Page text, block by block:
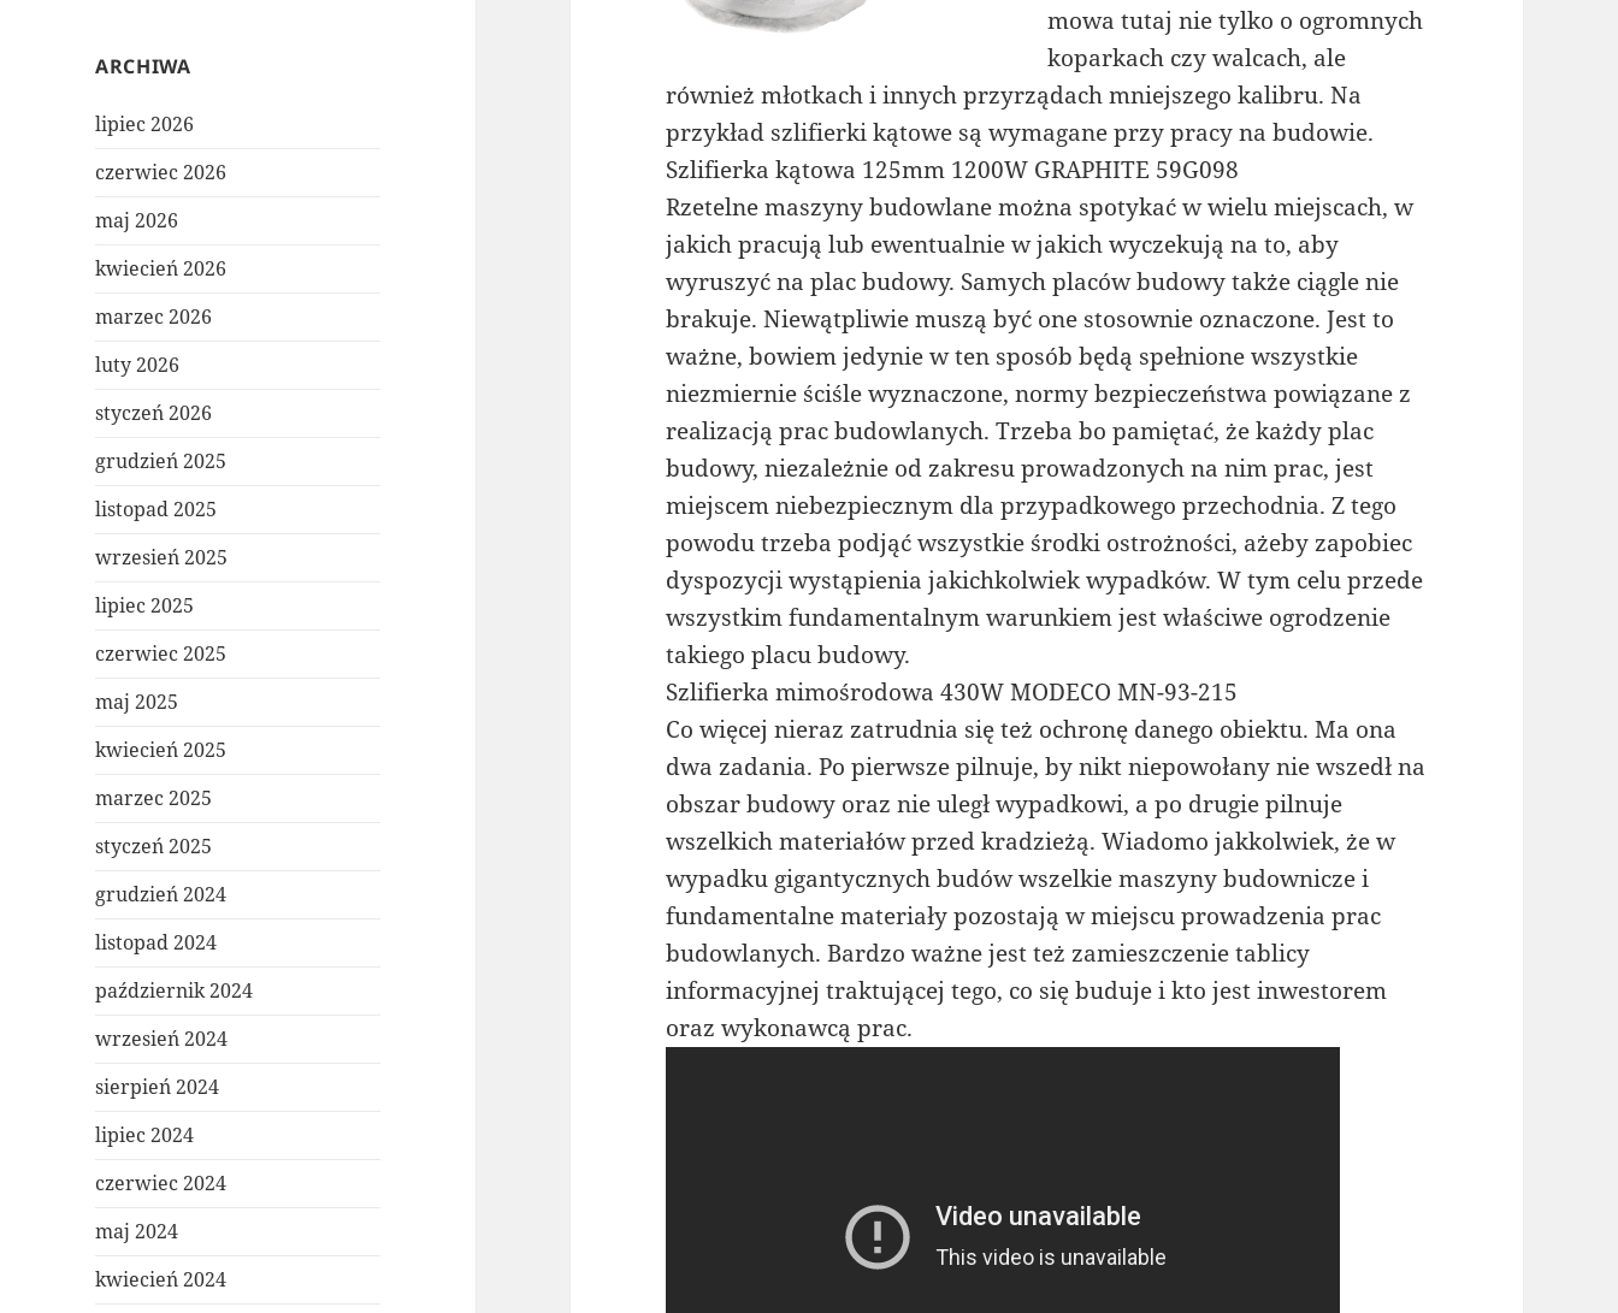
ARCHIWA
lipiec 2026
czerwiec 2026
maj 2026
kwiecień 2026
marzec 2026
luty 2026
styczeń 2026
grudzień 2025
listopad 2025
wrzesień 2025
lipiec 2025
czerwiec 2025
maj 2025
kwiecień 2025
marzec 2025
styczeń 2025
grudzień 2024
listopad 2024
październik 2024
wrzesień 2024
sierpień 2024
lipiec 2024
czerwiec 2024
maj 2024
kwiecień 2024
mowa tutaj nie tylko o ogromnych
koparkach czy walcach, ale
również młotkach i innych przyrządach mniejszego kalibru. Na
przykład szlifierki kątowe są wymagane przy pracy na budowie.
Szlifierka kątowa 125mm 1200W GRAPHITE 59G098
Rzetelne maszyny budowlane można spotykać w wielu miejscach, w
jakich pracują lub ewentualnie w jakich wyczekują na to, aby
wyruszyć na plac budowy. Samych placów budowy także ciągle nie
brakuje. Niewątpliwie muszą być one stosownie oznaczone. Jest to
ważne, bowiem jedynie w ten sposób będą spełnione wszystkie
niezmiernie ściśle wyznaczone, normy bezpieczeństwa powiązane z
realizacją prac budowlanych. Trzeba bo pamiętać, że każdy plac
budowy, niezależnie od zakresu prowadzonych na nim prac, jest
miejscem niebezpiecznym dla przypadkowego przechodnia. Z tego
powodu trzeba podjąć wszystkie środki ostrożności, ażeby zapobiec
dyspozycji wystąpienia jakichkolwiek wypadków. W tym celu przede
wszystkim fundamentalnym warunkiem jest właściwe ogrodzenie
takiego placu budowy.
Szlifierka mimośrodowa 430W MODECO MN-93-215
Co więcej nieraz zatrudnia się też ochronę danego obiektu. Ma ona
dwa zadania. Po pierwsze pilnuje, by nikt niepowołany nie wszedł na
obszar budowy oraz nie uległ wypadkowi, a po drugie pilnuje
wszelkich materiałów przed kradzieżą. Wiadomo jakkolwiek, że w
wypadku gigantycznych budów wszelkie maszyny budownicze i
fundamentalne materiały pozostają w miejscu prowadzenia prac
budowlanych. Bardzo ważne jest też zamieszczenie tablicy
informacyjnej traktującej tego, co się buduje i kto jest inwestorem
oraz wykonawcą prac.